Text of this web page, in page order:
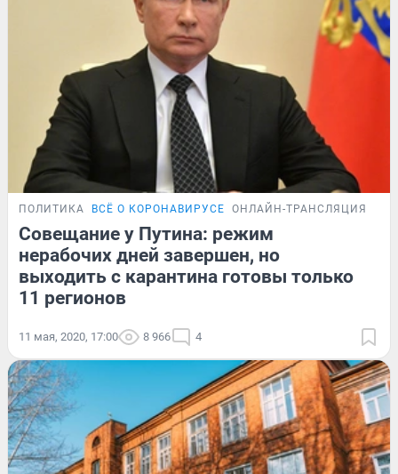
ПОЛИТИКА ВСЁ О КОРОНАВИРУСЕ ОНЛАЙН-ТРАНСЛЯЦИЯ
Совещание у Путина: режим
нерабочих дней завершен, но
выходить с карантина готовы только
11 регионов
11 мая, 2020, 17:00 8 966 4